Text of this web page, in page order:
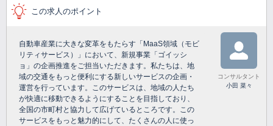
この求人のポイント
自動車産業に大きな変革をもたらす「MaaS領域（モビ
リティサービス）」において、新規事業「ゴイッシ
ョ」の企画推進をご担当いただきます。私たちは、地
域の交通をもっと便利にする新しいサービスの企画・
運営を行っています。このサービスは、地域の人たち
が快適に移動できるようにすることを目指しており、
全国の市町村と協力して広げているところです。この
サービスをもっと魅力的にして、たくさんの人に使っ
コンサルタント
小田 菜々